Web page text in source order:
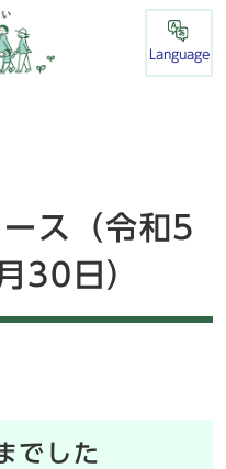
Language
ス（令和5
30日）
でした